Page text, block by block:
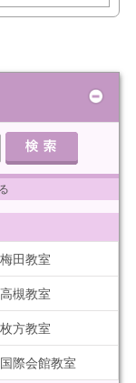
梅田教室
高槻教室
枚方教室
際会館教室